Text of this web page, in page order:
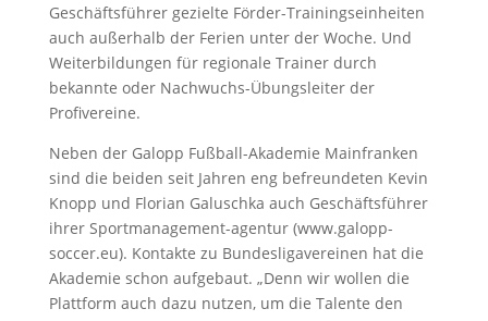
Geschäftsführer gezielte Förder-Trainingseinheiten
auch außerhalb der Ferien unter der Woche. Und
Weiterbildungen für regionale Trainer durch
bekannte oder Nachwuchs-Übungsleiter der
Profivereine.
Neben der Galopp Fußball-Akademie Mainfranken
sind die beiden seit Jahren eng befreundeten Kevin
Knopp und Florian Galuschka auch Geschäftsführer
ihrer Sportmanagement-agentur (www.galopp-
soccer.eu). Kontakte zu Bundesligavereinen hat die
Akademie schon aufgebaut. „Denn wir wollen die
Plattform auch dazu nutzen, um die Talente den